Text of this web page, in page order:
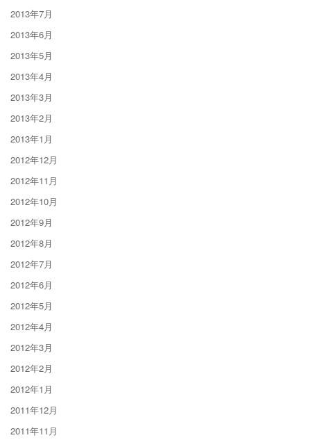
2013年7月
2013年6月
2013年5月
2013年4月
2013年3月
2013年2月
2013年1月
2012年12月
2012年11月
2012年10月
2012年9月
2012年8月
2012年7月
2012年6月
2012年5月
2012年4月
2012年3月
2012年2月
2012年1月
2011年12月
2011年11月